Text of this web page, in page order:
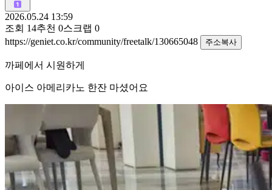
2026.05.24 13:59
조회 14추천 0스크랩 0
https://geniet.co.kr/community/freetalk/130665048
주소복사
까페에서 시원하게
아이스 아메리카노 한잔 마셨어요